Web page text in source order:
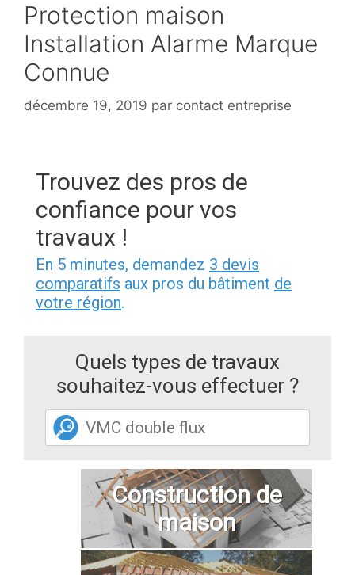
Protection maison
Installation Alarme Marque
Connue
décembre 19, 2019 par contact entreprise
Trouvez des pros de
confiance pour vos
travaux !
En 5 minutes, demandez 3 devis
comparatifs aux pros du bâtiment de
votre région.
Quels types de travaux
souhaitez-vous effectuer ?
Construction de
maison